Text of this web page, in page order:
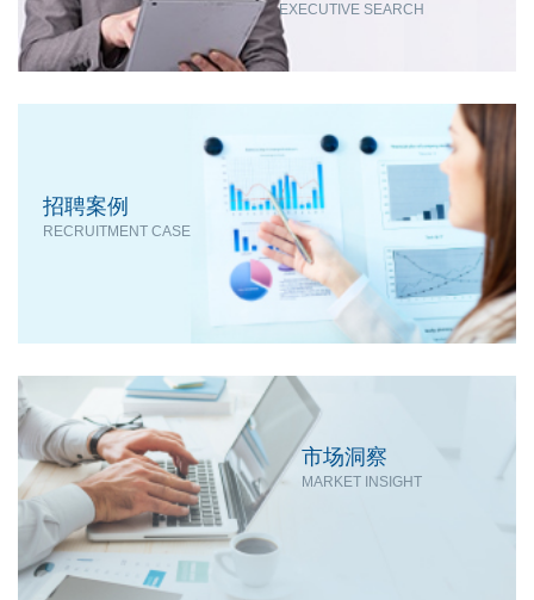
EXECUTIVE SEARCH
招聘案例
RECRUITMENT CASE
市场洞察
MARKET INSIGHT